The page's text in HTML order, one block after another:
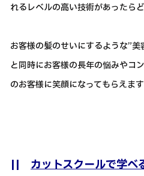
れるレベルの高い技術があったら
お客様の髪のせいにするような”
と同時にお客様の長年の悩みやコ
のお客様に笑顔になってもらえま
|| カットスクールで学